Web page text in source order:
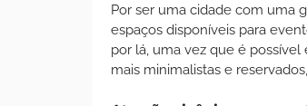
Por ser uma cidade com uma
espaços disponíveis para
por lá, uma vez que é
mais minimalistas e